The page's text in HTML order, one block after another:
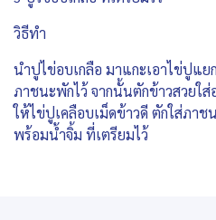
วิธีทำ
นำปูไข่อบเกลือ มาแกะเอาไข่ปูแ
ภาชนะพักไว้ จากนั้นตักข้าวสวยใ
ให้ไข่ปูเคลือบเม็ดข้าวดี ตักใส่ภาช
พร้อมน้ำจิ้ม ที่เตรียมไว้